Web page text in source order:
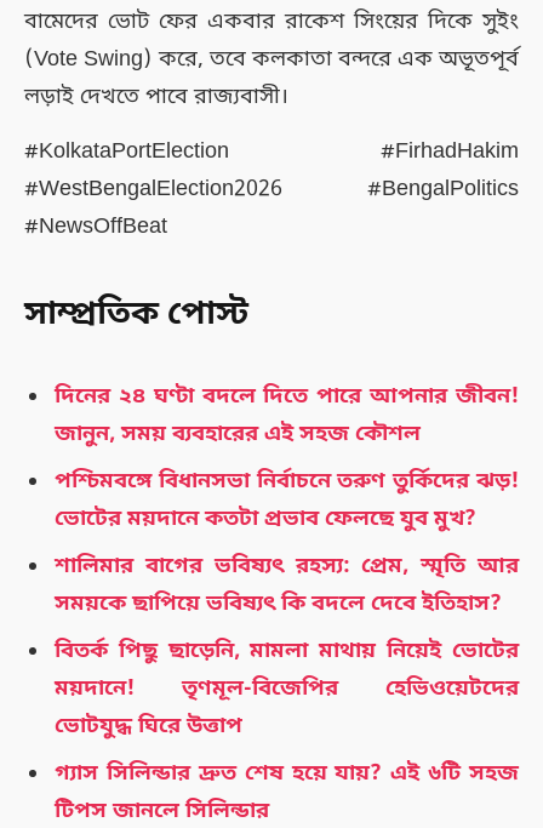
বামেদের ভোট ফের একবার রাকেশ সিংয়ের দিকে সুইং
(Vote Swing) করে, তবে কলকাতা বন্দরে এক অভূতপূর্ব
লড়াই দেখতে পাবে রাজ্যবাসী।
#KolkataPortElection #FirhadHakim
#WestBengalElection2026 #BengalPolitics
#NewsOffBeat
সাম্প্রতিক পোস্ট
দিনের ২৪ ঘণ্টা বদলে দিতে পারে আপনার জীবন!
জানুন, সময় ব্যবহারের এই সহজ কৌশল
পশ্চিমবঙ্গে বিধানসভা নির্বাচনে তরুণ তুর্কিদের ঝড়!
ভোটের ময়দানে কতটা প্রভাব ফেলছে যুব মুখ?
শালিমার বাগের ভবিষ্যৎ রহস্য: প্রেম, স্মৃতি আর
সময়কে ছাপিয়ে ভবিষ্যৎ কি বদলে দেবে ইতিহাস?
বিতর্ক পিছু ছাড়েনি, মামলা মাথায় নিয়েই ভোটের
ময়দানে! তৃণমূল-বিজেপির হেভিওয়েটদের
ভোটযুদ্ধ ঘিরে উত্তাপ
গ্যাস সিলিন্ডার দ্রুত শেষ হয়ে যায়? এই ৬টি সহজ
টিপস জানলে সিলিন্ডার